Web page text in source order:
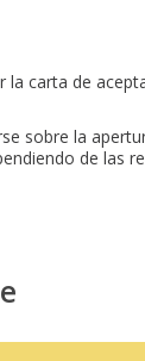
carta de
sobre la
de las